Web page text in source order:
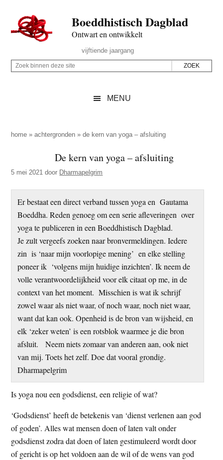
naar
de
inhoud
secondary
naar
de
sidebar
naar
de
Boeddhistisch Dagblad
Ontwart en ontwikkelt
Rechts
vijftiende jaargang
Z
p
z
e
Z
i
e
MENU
home »achtergronden »de kern van yoga – afsluiting
De kern van yoga – afsluiting
5 mei 2021 door Dharmapelgrim
Er bestaat een direct verband tussen yoga en Gautama
Boeddha. Reden genoeg om een serie afleveringen over
yoga te publiceren in een Boeddhistisch Dagblad.
Je zult vergeefs zoeken naar bronvermeldingen. Iedere
zin is ‘naar mijn voorlopige mening’ en elke stelling
poneer ik ‘volgens mijn huidige inzichten’. Ik neem de
volle verantwoordelijkheid voor elk citaat op me, in de
context van het moment. Misschien is wat ik schrijf
zowel waar als niet waar, of noch waar, noch niet waar,
want dat kan ook. Openheid is de bron van wijsheid, en
elk ‘zeker weten’ is een rotsblok waarmee je die bron
afsluit. Neem niets zomaar van anderen aan, ook niet
van mij. Toets het zelf. Doe dat vooral grondig.
Dharmapelgrim
Is yoga nou een godsdienst, een religie of wat?
‘Godsdienst’ heeft de betekenis van ‘dienst verlenen aan god
of goden’. Alles wat mensen doen of laten valt onder
godsdienst zodra dat doen of laten gestimuleerd wordt door
of gericht is op het voldoen aan de wil of de wens van god